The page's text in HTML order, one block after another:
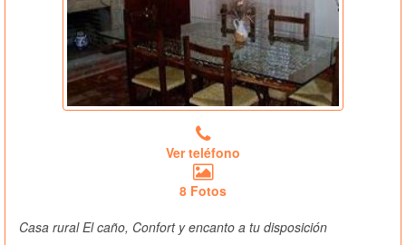
Ver teléfono
8 Fotos
Casa rural El caño, Confort y encanto a tu disposición